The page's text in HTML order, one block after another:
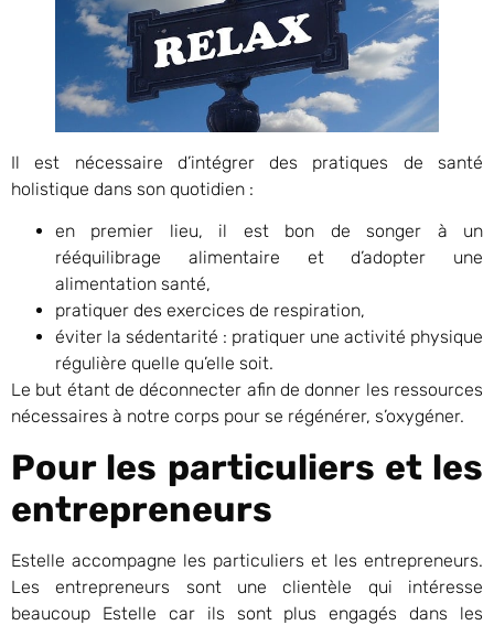
Il est nécessaire d’intégrer des pratiques de santé
holistique dans son quotidien :
en premier lieu, il est bon de songer à un
rééquilibrage alimentaire et d’adopter une
alimentation santé,
pratiquer des exercices de respiration,
éviter la sédentarité : pratiquer une activité physique
régulière quelle qu’elle soit.
Le but étant de déconnecter afin de donner les ressources
nécessaires à notre corps pour se régénérer, s’oxygéner.
Pour les particuliers et les
entrepreneurs
Estelle accompagne les particuliers et les entrepreneurs.
Les entrepreneurs sont une clientèle qui intéresse
beaucoup Estelle car ils sont plus engagés dans les